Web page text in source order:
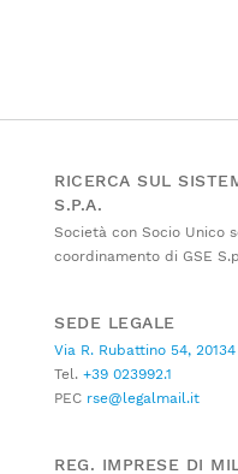
RICERCA SUL
S.P.A.
Società con Socio Unico
coordinamento di GSE
SEDE LEGALE
Via R. Rubattino 54,
Tel. +39 023992.1
PEC rse@legalmail.it
REG. IMPRESE DI